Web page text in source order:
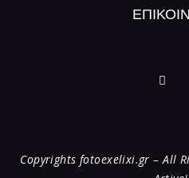
Copyrights fotoexelixi.gr – All